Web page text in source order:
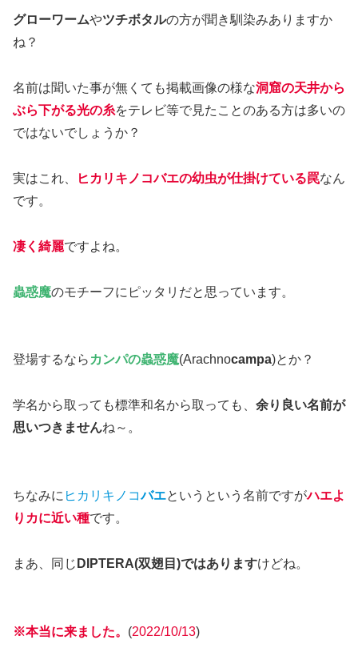
グローワームやツチボタルの方が聞き馴染みありますか
ね？
名前は聞いた事が無くても掲載画像の様な洞窟の天井から
ぶら下がる光の糸をテレビ等で見たことのある方は多いの
ではないでしょうか？
実はこれ、 ヒカリキノコバエの幼虫が仕掛けている罠なん
です。
凄く綺麗ですよね。
蟲惑魔のモチーフにピッタリだと思っています。
登場するならカンパの蟲惑魔(Arachnocampa)とか？
学名から取っても標準和名から取っても、 余り良い名前が
思いつきませんね～。
ちなみに ヒカリキノコバエというという名前ですがハエよ
りカに近い種です。
まあ、同じ DIPTERA(双翅目)ではありますけどね。
※本当に来ました。 (2022/10/13)